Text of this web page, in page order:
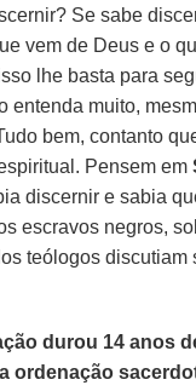
Se sabe
vem de Deus e o
lhe basta para
entenda muito,
bem, contanto
Pensem em
discernir e sabia
escravos negros,
teólogos discutiam
durou 14 anos
ordenação